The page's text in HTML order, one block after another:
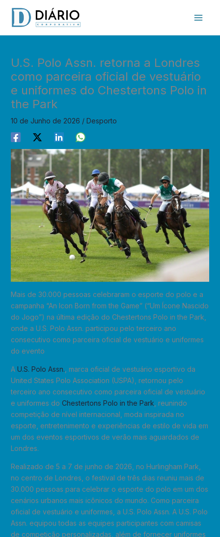
content
U.S. Polo Assn. retorna a Londres
como parceira oficial de vestuário
e uniformes do Chestertons Polo in
the Park
10 de Junho de 2026 / Desporto
Mais de 30.000 pessoas celebraram o esporte do polo e a
campanha “An Icon Born from the Game” (“Um Ícone Nascido
do Jogo”) na última edição do Chestertons Polo in the Park,
onde a U.S. Polo Assn. participou pelo terceiro ano
consecutivo como parceira oficial de vestuário e uniformes
do evento
A U.S. Polo Assn. , marca oficial de vestuário esportivo da
United States Polo Association (USPA), retornou pelo
terceiro ano consecutivo como parceira oficial de vestuário
e uniformes do Chestertons Polo in the Park , reunindo
competição de nível internacional, moda inspirada no
esporte, entretenimento e experiências de estilo de vida em
um dos eventos esportivos de verão mais aguardados de
Londres.
Realizado de 5 a 7 de junho de 2026, no Hurlingham Park,
no centro de Londres, o festival de três dias reuniu mais de
30.000 pessoas para celebrar o esporte do polo em um dos
cenários urbanos mais icônicos do mundo. Como parceira
oficial de vestuário e uniformes, a U.S. Polo Assn. A U.S. Polo
Assn. equipou todas as equipes participantes com camisas
de competição personalizadas, além de fornecer uniformes